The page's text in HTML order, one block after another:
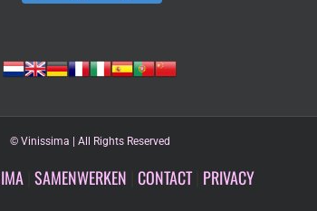
© Vinissima | All Rights Reserved
SAMENWERKEN CONTACT| PRIVACY